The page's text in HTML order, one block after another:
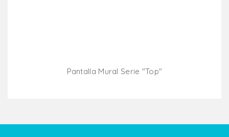
Pantalla Mural Serie "top"